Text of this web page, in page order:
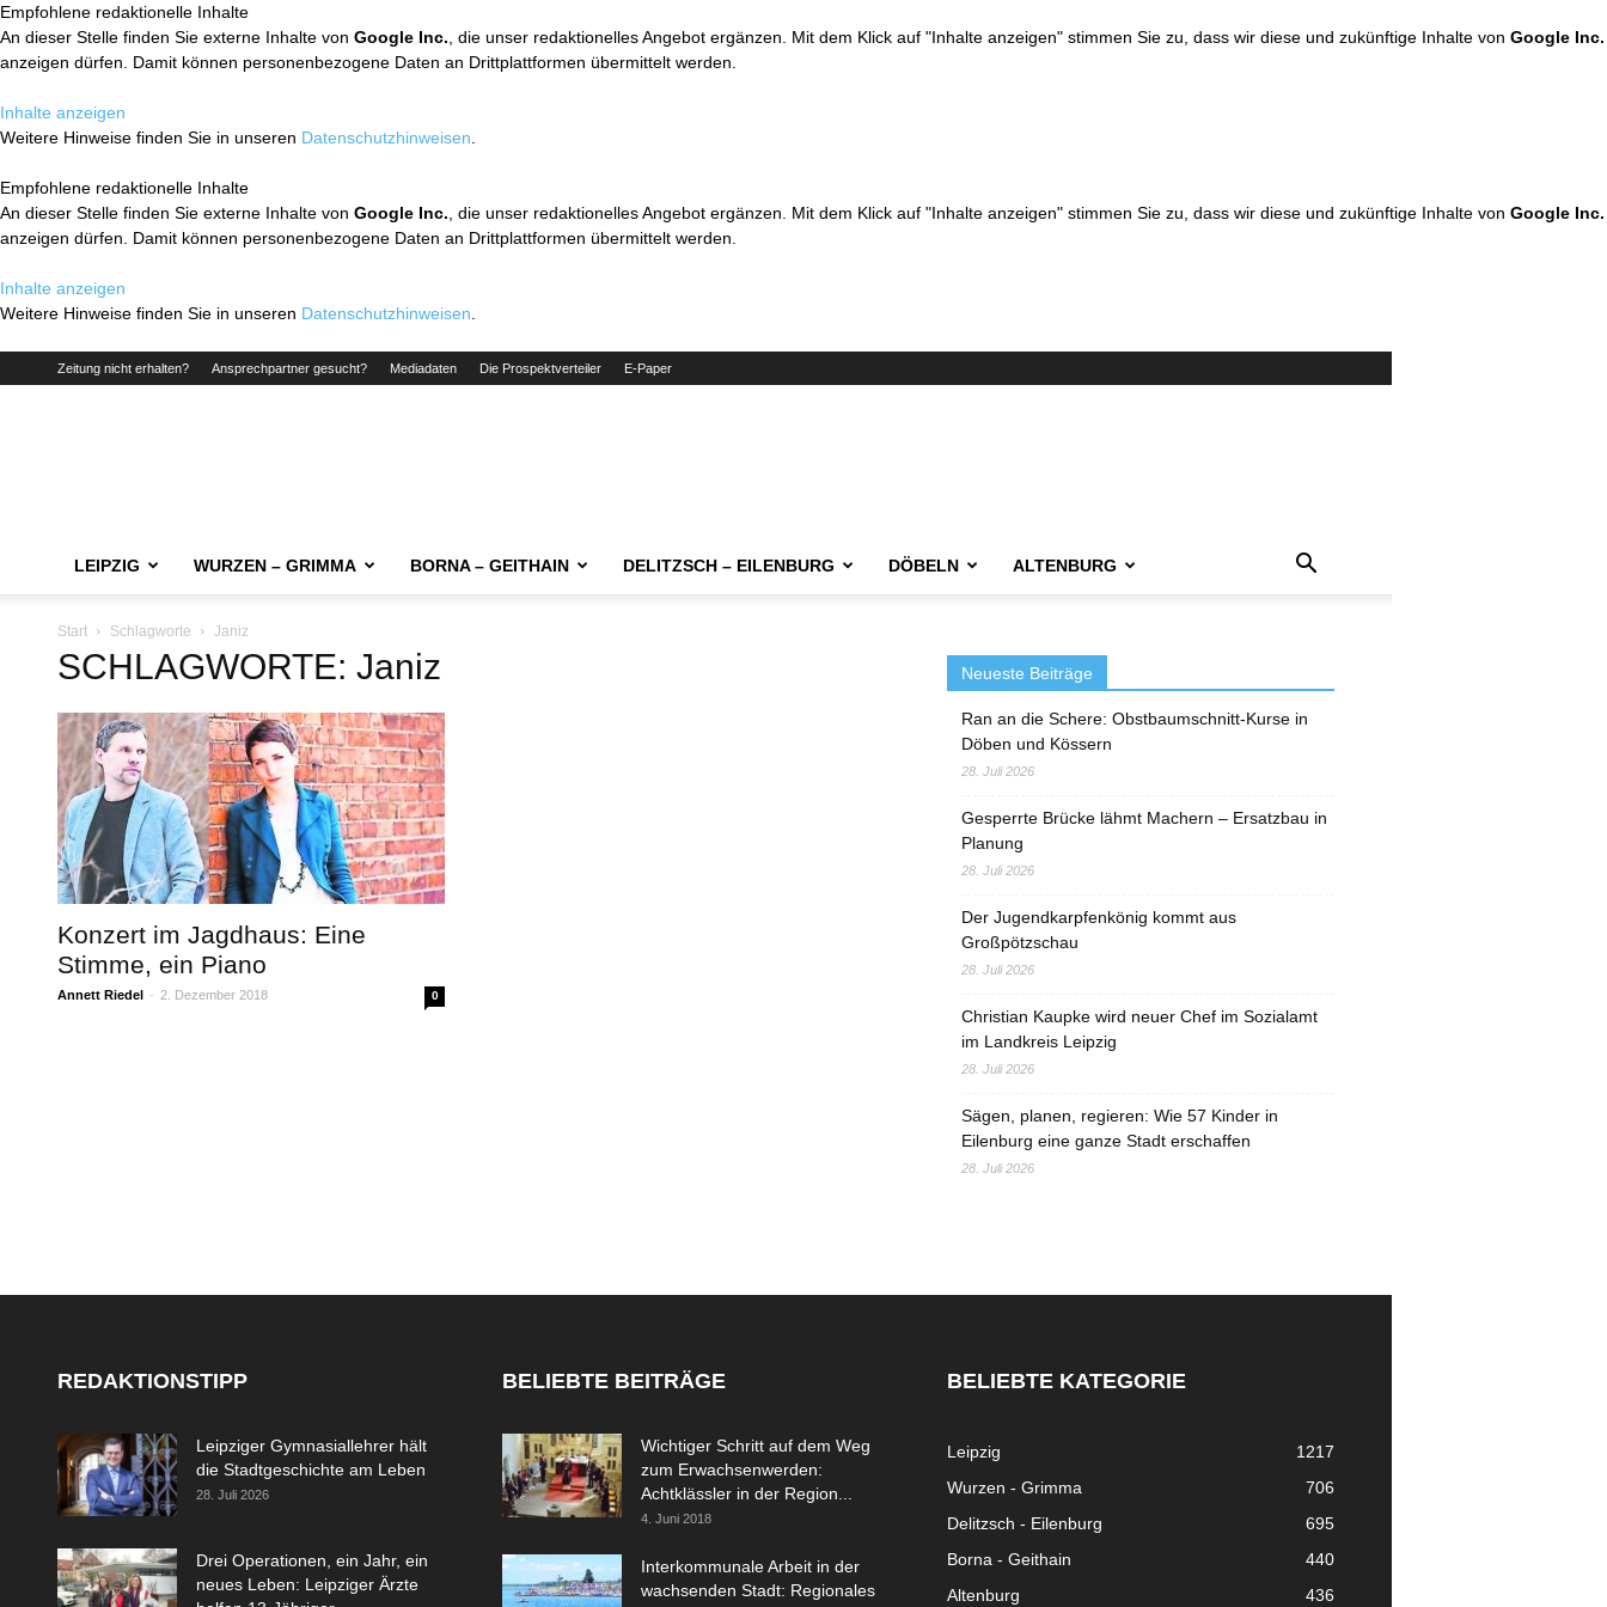
Empfohlene redaktionelle Inhalte
An dieser Stelle finden Sie externe Inhalte von Google Inc. , die unser redaktionelles Angebot ergänzen. Mit dem Klick auf "Inhalte anzeigen" stimmen Sie zu, dass wir diese und zukünftige Inhalte von Google Inc.
anzeigen dürfen. Damit können personenbezogene Daten an Drittplattformen übermittelt werden.
Inhalte anzeigen
Weitere Hinweise finden Sie in unseren Datenschutzhinweisen
Empfohlene redaktionelle Inhalte
An dieser Stelle finden Sie externe Inhalte von Google Inc. , die unser redaktionelles Angebot ergänzen. Mit dem Klick auf "Inhalte anzeigen" stimmen Sie zu, dass wir diese und zukünftige Inhalte von Google Inc.
anzeigen dürfen. Damit können personenbezogene Daten an Drittplattformen übermittelt werden.
Inhalte anzeigen
Weitere Hinweise finden Sie in unseren Datenschutzhinweisen
Zeitung nicht erhalten? Ansprechpartner gesucht? Mediadaten Die Prospektverteiler E-Paper
LEIPZIG WURZEN – GRIMMA BORNA – GEITHAIN DELITZSCH – EILENBURG DÖBELN ALTENBURG
Start Schlagworte Janiz
SCHLAGWORTE: Janiz
Konzert im Jagdhaus: Eine
Stimme, ein Piano
Annett Riedel - 2. Dezember 2018 0
Neueste Beiträge
Ran an die Schere: Obstbaumschnitt-Kurse in
Döben und Kössern
28. Juli 2026
Gesperrte Brücke lähmt Machern – Ersatzbau in
Planung
28. Juli 2026
Der Jugendkarpfenkönig kommt aus
Großpötzschau
28. Juli 2026
Christian Kaupke wird neuer Chef im Sozialamt
im Landkreis Leipzig
28. Juli 2026
Sägen, planen, regieren: Wie 57 Kinder in
Eilenburg eine ganze Stadt erschaffen
28. Juli 2026
REDAKTIONSTIPP
Leipziger Gymnasiallehrer hält
die Stadtgeschichte am Leben
28. Juli 2026
Drei Operationen, ein Jahr, ein
neues Leben: Leipziger Ärzte
BELIEBTE BEITRÄGE
Wichtiger Schritt auf dem Weg
zum Erwachsenwerden:
Achtklässler in der Region...
4. Juni 2018
Interkommunale Arbeit in der
wachsenden Stadt: Regionales
BELIEBTE KATEGORIE
Leipzig
1217
Wurzen - Grimma
706
Delitzsch - Eilenburg
695
Borna - Geithain
440
Altenburg
436